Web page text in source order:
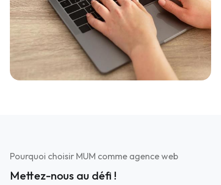
Pourquoi choisir MUM comme agence web
Mettez-nous au défi !